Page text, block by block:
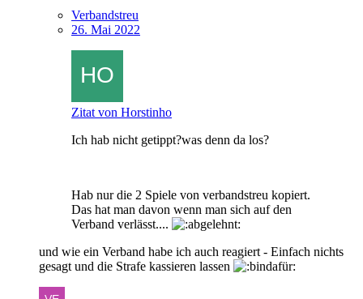
Verbandstreu
26. Mai 2022
Zitat von Horstinho
Ich hab nicht getippt?was denn da los?
Hab nur die 2 Spiele von verbandstreu kopiert.
Das hat man davon wenn man sich auf den
Verband verlässt....
und wie ein Verband habe ich auch reagiert - Einfach nichts
gesagt und die Strafe kassieren lassen